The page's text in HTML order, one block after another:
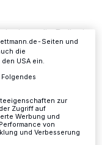
die Polizei
Fall: Der Fahrer
wegen der
Webseite klicken.
Seiten und
die
USA ein.
zur
Zugriff auf
Werbung und
von
und Verbesserung